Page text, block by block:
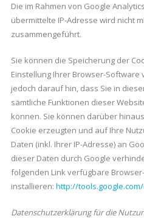
Die im Rahmen von Google
übermittelte IP-Adresse wird nicht
zusammengeführt.
Sie können die Speicherung der
Einstellung Ihrer Browser-Software
jedoch darauf hin, dass Sie in
sämtliche Funktionen dieser
können. Sie können darüber
Cookie erzeugten und auf Ihre
Daten (inkl. Ihrer IP-Adresse) an
dieser Daten durch Google
folgenden Link verfügbare
installieren: http://
Datenschutzerklärung für die